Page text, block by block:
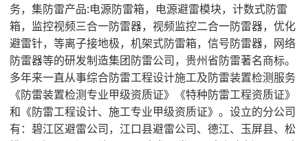
务，集防雷产品:电源防雷箱，电源避雷模块，计数式防雷
箱，监控视频三合一防雷器，视频监控二合一防雷器，优化
避雷针，等离子接地极，机架式防雷箱，信号防雷器，网络
防雷器等的研发制造集团防雷公司，贵州省防雷著名商标。
多年来一直从事综合防雷工程设计施工及防雷装置检测服务
《防雷装置检测专业甲级资质证》《特种防雷工程资质证》
和《防雷工程设计、施工专业甲级资质证》。设立的分公司
有：碧江区避雷公司，江口县避雷公司、德江、玉屏县、松